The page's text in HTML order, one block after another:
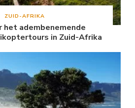
ZUID-AFRIKA
het adembenemende
in Zuid-Afrika